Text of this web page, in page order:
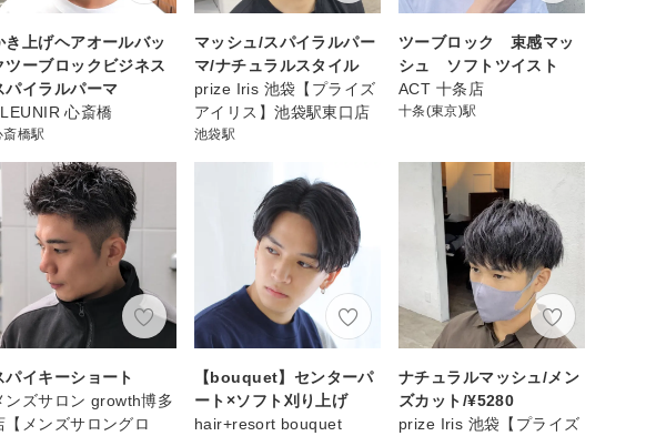
き上げヘアオールバッ
ツーブロックビジネス
パイラルパーマ
心斎橋
斎橋駅
マッシュ/スパイラルパー
マ/ナチュラルスタイル
prize Iris 池袋【プライズ
アイリス】池袋駅東口店
池袋駅
ツーブロック 束感マッ
シュ ソフトツイスト
ACT 十条店
十条(東京)駅
パイキーショート
ンズサロン growth博多
【メンズサロングロ
【bouquet】センターパ
ート×ソフト刈り上げ
hair+resort bouquet
ナチュラルマッシュ/メン
ズカット/¥5280
prize Iris 池袋【プライズ